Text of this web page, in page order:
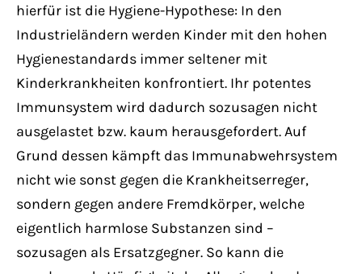
hierfür ist die Hygiene-Hypothese: In den
Industrieländern werden Kinder mit den hohen
Hygienestandards immer seltener mit
Kinderkrankheiten konfrontiert. Ihr potentes
Immunsystem wird dadurch sozusagen nicht
ausgelastet bzw. kaum herausgefordert. Auf
Grund dessen kämpft das Immunabwehrsystem
nicht wie sonst gegen die Krankheitserreger,
sondern gegen andere Fremdkörper, welche
eigentlich harmlose Substanzen sind –
sozusagen als Ersatzgegner. So kann die